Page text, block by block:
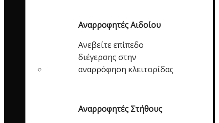
Αναρροφητές Αιδοίου
Ανεβείτε επίπεδο
διέγερσης στην
αναρρόφηση κλειτορίδας
Αναρροφητές Στήθους